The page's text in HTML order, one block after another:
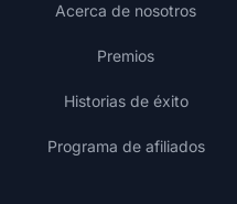
Acerca de nosotros
Premios
Historias de éxito
Programa de afiliados